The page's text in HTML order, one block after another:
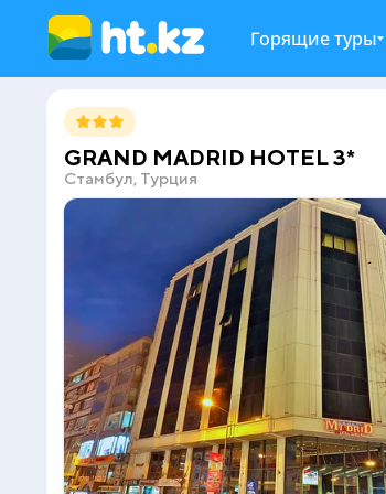
Горящие туры
GRAND MADRID HOTEL 3*
Стамбул, Турция